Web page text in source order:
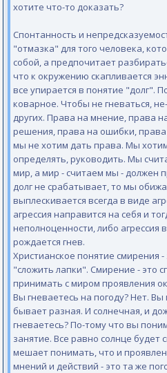
хотите что-то доказать?
Спонтанность и
"отмазка" для того человека,
собой, а предпочитает
что к окружению скапливается
все упирается в понятие "долг".
коварное. Чтобы не гневаться,
других. Права на мнение, права
решения, права на ошибки,
мы не хотим дать права. Мы
определять, руководить. Мы
мир, а мир - считаем мы - должен
долг не срабатывает, то мы
выплескивается всегда в виде
агрессия направится на себя и
неполноценности, либо агрессия
рождается гнев.
Христианское понятие смирения
"сложить лапки". Смирение - это
принимать с миром проявления
Вы гневаетесь на погоду? Нет.
бывает разная. И солнечная, и
гневаетесь? По-тому что вы
занятие. Все равно солнце будет
мешает понимать, что и
мнений и действий - это та же